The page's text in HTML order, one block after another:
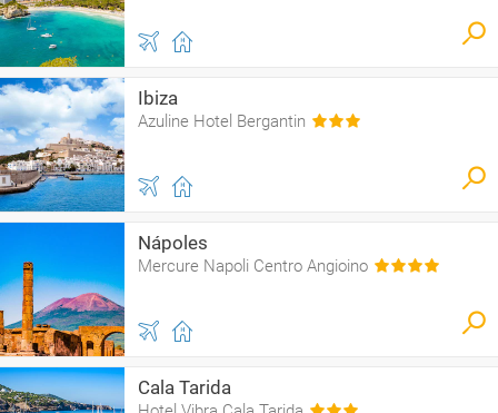
Ibiza
Azuline Hotel Bergantin
Nápoles
Mercure Napoli Centro Angioino
Cala Tarida